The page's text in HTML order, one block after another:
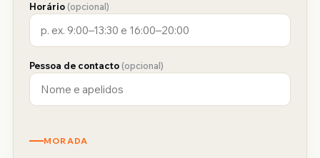
Horário(opcional)
Pessoa de contacto(opcional)
MORADA